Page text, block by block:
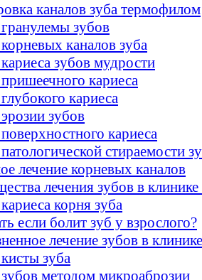
каналов зуба термофилом
зубов
каналов зуба
зубов мудрости
кариеса
кариеса
зубов
кариеса
стираемости
лечение корневых каналов
лечения зубов в
корня зуба
если болит зуб у взрослого?
лечение зубов в
зуба
методом микроаброзии